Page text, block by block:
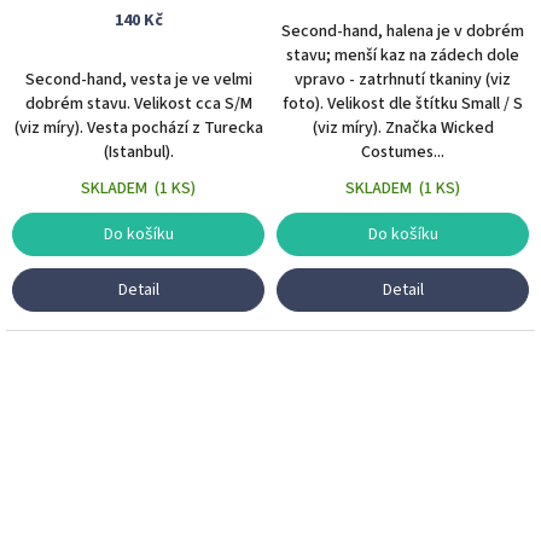
S/M
140 Kč
Second-hand, vesta je ve velmi
dobrém stavu. Velikost cca S/M
(viz míry). Vesta pochází z Turecka
(Istanbul).
SKLADEM (1 KS)
Do košíku
Detail
Second-hand, halena je v dobrém
stavu; menší kaz na zádech dole
vpravo - zatrhnutí tkaniny (viz
foto). Velikost dle štítku Small / S
(viz míry). Značka Wicked
Costumes...
SKLADEM (1 KS)
Do košíku
Detail